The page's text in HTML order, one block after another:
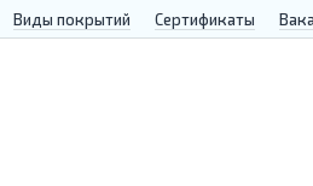
Виды покрытий Сертификаты